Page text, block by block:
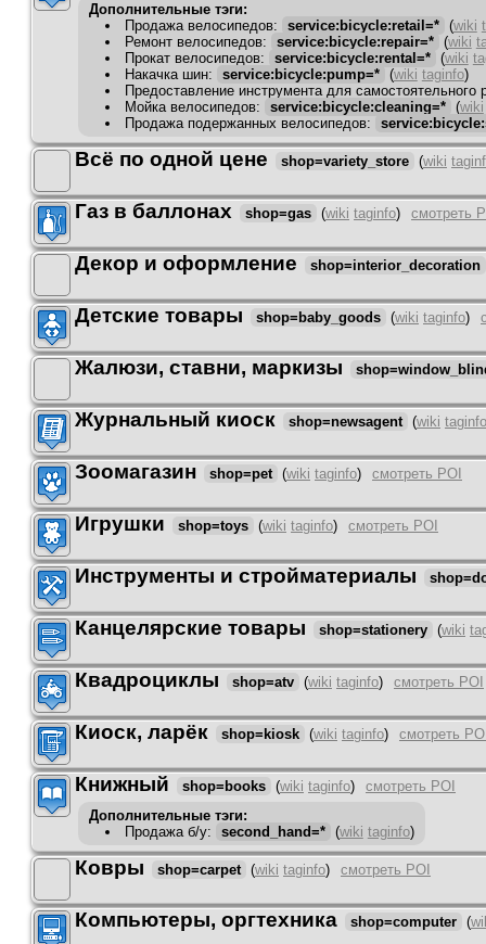
Дополнительные тэги:
Продажа велосипедов: service:bicycle:retail=* (wiki
Ремонт велосипедов: service:bicycle:repair=* (wiki
Прокат велосипедов: service:bicycle:rental=* (wiki
Накачка шин: service:bicycle:pump=* (wiki taginfo)
Предоставление инструмента для самостоятельного
Мойка велосипедов: service:bicycle:cleaning=* (wiki
Продажа подержанных велосипедов:
Всё по одной цене shop=variety_store (wiki
Газ в баллонах shop=gas (wiki taginfo) смотреть
Декор и оформление shop=interior_decoration
Детские товары shop=baby_goods (wiki taginfo)
Жалюзи, ставни, маркизы
Журнальный киоск shop=newsagent (wiki taginfo
Зоомагазин shop=pet (wiki taginfo) смотреть POI
Игрушки shop=toys (wiki taginfo) смотреть POI
Инструменты и стройматериалы
Канцелярские товары shop=stationery (wiki
Квадроциклы shop=atv (wiki taginfo) смотреть POI
Киоск, ларёк shop=kiosk (wiki taginfo) смотреть
Книжный shop=books (wiki taginfo)
смотреть POI
Дополнительные тэги:
Продажа б/у: second_hand=* (wiki taginfo)
Ковры shop=carpet (wiki taginfo) смотреть POI
Компьютеры, оргтехника shop=computer (